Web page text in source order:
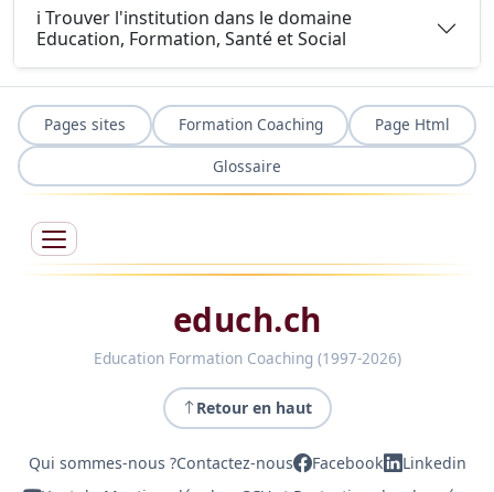
ℹ️ Trouver l'institution dans le domaine
Education, Formation, Santé et Social
Pages sites Formation Coaching
Page Html
Glossaire
educh.ch
Education Formation Coaching (1997-2026)
Retour en haut
Qui sommes-nous ?Contactez-nous Facebook
Linkedin